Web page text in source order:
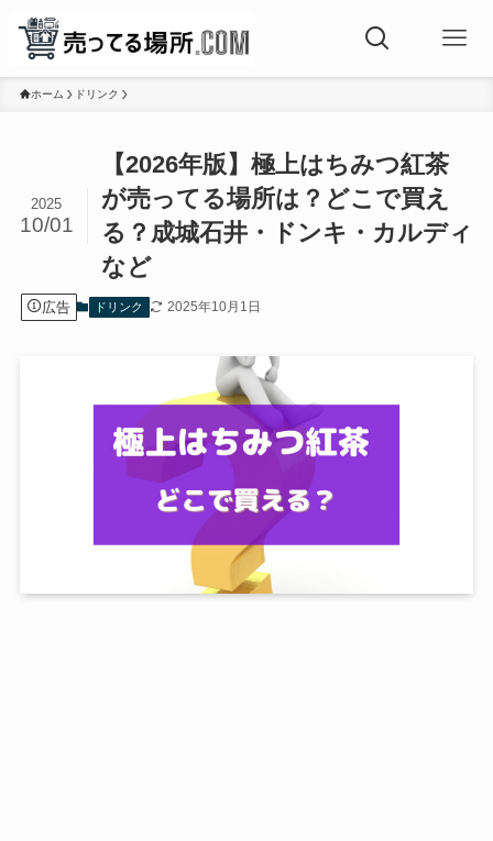
ホーム ドリンク
【2026年版】極上はちみつ紅茶
が売ってる場所は？どこで買え
る？成城石井・ドンキ・カルディ
など
2025
10/01
広告 ドリンク 2025年10月1日